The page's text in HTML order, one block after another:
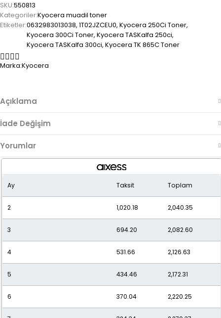
SKU:550813
Kategoriler:Kyocera muadil toner
Etiketler:0632983013038, 1T02JZCEU0, Kyocera 250Ci Toner,
Kyocera 300Ci Toner, Kyocera TASKalfa 250ci,
Kyocera TASKalfa 300ci, Kyocera TK 865C Toner
Marka:Kyocera
Açıklama
İade Değişim
Yorumlar
Ay Taksit Toplam
2 1,020.18 2,040.35
3 694.20 2,082.60
4 531.66 2,126.63
5 434.46 2,172.31
6 370.04 2,220.25